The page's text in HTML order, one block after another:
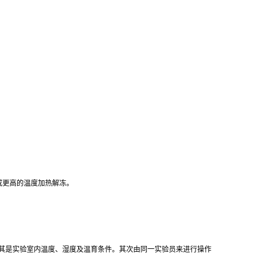
更高的温度加热解冻。
实验室内温度、湿度及温育条件。其次由同一实验员来进行操作